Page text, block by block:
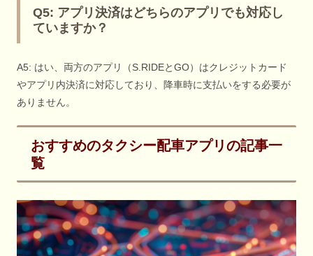
Q5: アプリ決済はどちらのアプリでも対応し
ていますか？
A5: はい、両方のアプリ（S.RIDEとGO）はクレジットカード
やアプリ内決済に対応しており、降車時に支払いをする必要が
ありません。
おすすめのタクシー配車アプリの記事一
覧